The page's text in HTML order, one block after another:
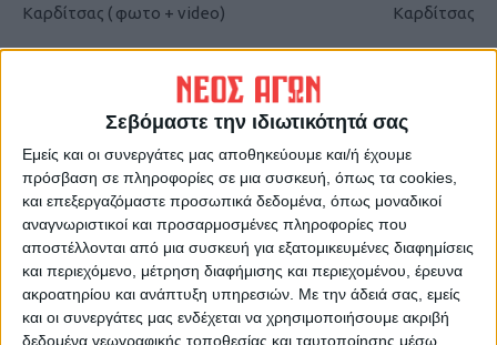
Σεβόμαστε την ιδιωτικότητά σας
Εμείς και οι συνεργάτες μας αποθηκεύουμε και/ή έχουμε
πρόσβαση σε πληροφορίες σε μια συσκευή, όπως τα cookies,
και επεξεργαζόμαστε προσωπικά δεδομένα, όπως μοναδικοί
αναγνωριστικοί και προσαρμοσμένες πληροφορίες που
αποστέλλονται από μια συσκευή για εξατομικευμένες διαφημίσεις
και περιεχόμενο, μέτρηση διαφήμισης και περιεχομένου, έρευνα
ακροατηρίου και ανάπτυξη υπηρεσιών. Με την άδειά σας, εμείς
και οι συνεργάτες μας ενδέχεται να χρησιμοποιήσουμε ακριβή
δεδομένα γεωγραφικής τοποθεσίας και ταυτοποίησης μέσω
Καρδίτσας ( φωτο + video)
Καρδίτσας
ΝΕΟΣ ΑΓΩΝ
https://neosagon.gr
Η Αρχαιότερη Καθημερινή Πρωινή Εφημερίδα της Καρδίτσας